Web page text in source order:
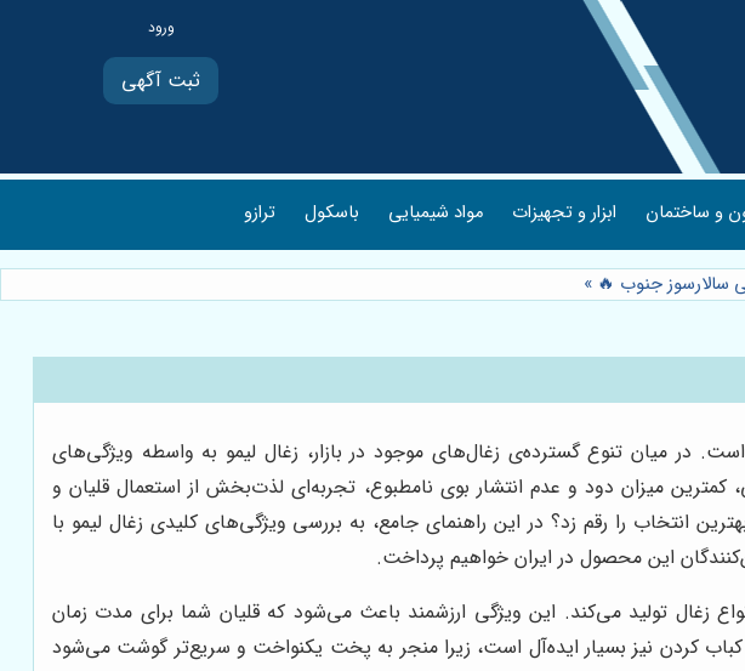
ثبت آگهی
و ساختمان ابزار و تجهیزات مواد شیمیایی باسکول ترازو
سالارسوز جنوب 🔥 »
در میان تنوع گسترده‌ی زغال‌های موجود در بازار، زغال لیمو به واسطه ویژگی‌های
میزان دود و عدم انتشار بوی نامطبوع، تجربه‌ای لذت‌بخش از استعمال قلیان و
انتخاب را رقم زد؟ در این راهنمای جامع، به بررسی ویژگی‌های کلیدی زغال لیمو با
این محصول در ایران خواهیم پرداخت.
زغال تولید می‌کند. این ویژگی ارزشمند باعث می‌شود که قلیان شما برای مدت زمان
کباب کردن نیز بسیار ایده‌آل است، زیرا منجر به پخت یکنواخت و سریع‌تر گوشت می‌شود